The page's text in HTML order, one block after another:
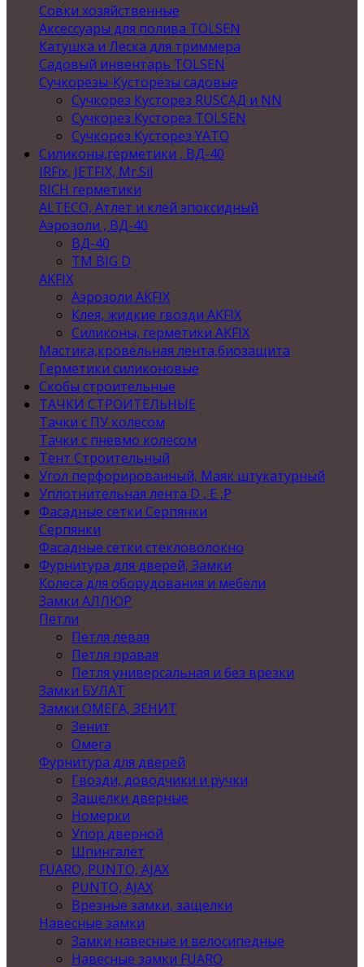
Совки хозяйственные
Аксессуары для полива TOLSEN
Катушка и Леска для триммера
Садовый инвентарь TOLSEN
Сучкорезы-Кусторезы садовые
Сучкорез Кусторез RUSСАД и NN
Сучкорез Кусторез TOLSEN
Сучкорез Кусторез YATO
Силиконы,герметики , ВД-40
IRFix, JETFIX, Mr.Sil
RICH герметики
ALTECO, Атлет и клей эпоксидный
Аэрозоли , ВД-40
ВД-40
TM BIG D
AKFIX
Аэрозоли AKFIX
Клея, жидкие гвозди AKFIX
Силиконы, герметики AKFIX
Мастика,кровельная лента,биозащита
Герметики силиконовые
Скобы строительные
ТАЧКИ СТРОИТЕЛЬНЫЕ
Тачки с ПУ колесом
Тачки с пневмо колесом
Тент Строительный
Угол перфорированный, Маяк штукатурный
Уплотнительная лента D , Е ,P
Фасадные сетки Серпянки
Серпянки
Фасадные сетки стекловолокно
Фурнитура для дверей, Замки
Колеса для оборудования и мебели
Замки АЛЛЮР
Петли
Петля левая
Петля правая
Петля универсальная и без врезки
Замки БУЛАТ
Замки ОМЕГА, ЗЕНИТ
Зенит
Омега
Фурнитура для дверей
Гвозди, доводчики и ручки
Защелки дверные
Номерки
Упор дверной
Шпингалет
FUARO, PUNTO, AJAX
PUNTO, AJAX
Врезные замки, защелки
Навесные замки
Замки навесные и велосипедные
Навесные замки FUARO